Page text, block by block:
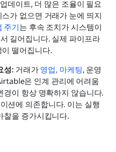
데이트, 더 많은 조율이 필요
가 없으면 거래가 눈에 띄지
주기는 후속 조치가 시스템이
길어집니다. 실제 파이프라
떨어집니다.
성: 거래가 영업, 마케팅, 운영
은 인계 관리에 어려움
경이 항상 명확하지 않습니다.
션에 의존합니다. 이는 실행
찰을 증가시킵니다.